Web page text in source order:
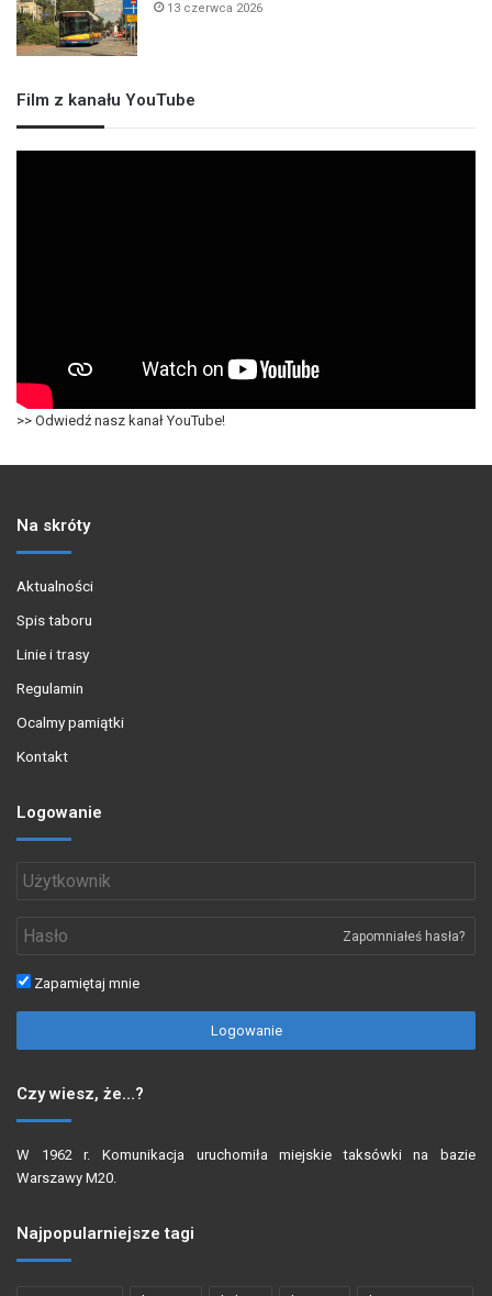
13 czerwca 2026
Film z kanału YouTube
>> Odwiedź nasz kanał YouTube!
Na skróty
Aktualności
Spis taboru
Linie i trasy
Regulamin
Ocalmy pamiątki
Kontakt
Logowanie
Zapomniałeś hasła?
Zapamiętaj mnie
Logowanie
Czy wiesz, że…?
W 1962 r. Komunikacja uruchomiła miejskie taksówki na bazie
Warszawy M20.
Najpopularniejsze tagi